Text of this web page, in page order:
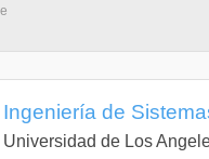
Ingeniería de
Universidad de Los